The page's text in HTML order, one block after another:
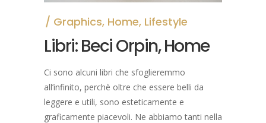
Graphics, Home, Lifestyle
Libri: Beci Orpin, Home
Ci sono alcuni libri che sfoglieremmo
all’infinito, perchè oltre che essere belli da
leggere e utili, sono esteticamente e
graficamente piacevoli. Ne abbiamo tanti nella